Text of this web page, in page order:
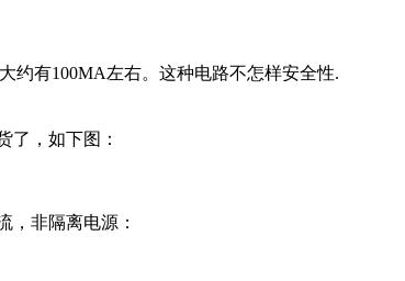
约有100MA左右。这种电路不怎样安全性.
了，如下图：
，非隔离电源：